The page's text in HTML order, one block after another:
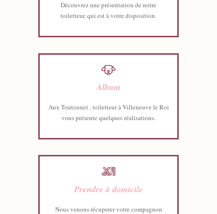
Découvrez une présentation de notre
toiletteur, qui est à votre disposition.
Album
Aux Toutounet , toiletteur à Villeneuve le Roi
vous présente quelques réalisations.
Prendre à domicile
Nous venons récuperer votre compagnon